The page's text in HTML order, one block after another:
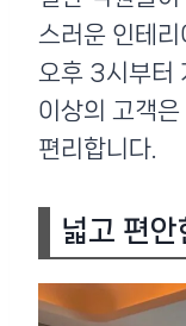
스러운 인테
오후 3시부터
이상의 고객
편리합니다.
넓고 편안